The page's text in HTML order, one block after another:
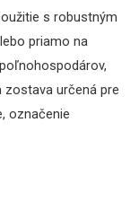
s robustným
priamo na
zostava určená pre
označenie